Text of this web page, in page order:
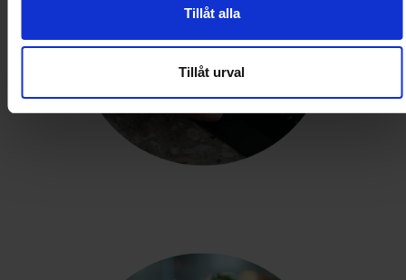
Tillåt alla
Tillåt urval